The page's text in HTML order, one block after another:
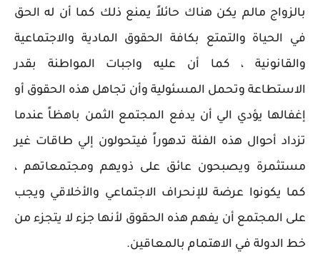
بالزواج مالم يكن هناك حائلاً يمنع ذلك كما أن له الحق
في الحياة والتمتع بكافة الحقوق المادية والاجتماعية
والقانونية ، كما أن عليه واجبات المواطنة بقدر
الاستطاعة وتحمل المسئولية وأن تجاهل هذه الحقوق أو
إغفالها يؤدي الي أن يدفع المجتمع الثمن باهظاً عندما
تزداد أحوال هذه الفئة تدهوراً فيتحولون إلي طاقات غير
مستثمرة ويصبحون عائق على ذويهم ومجتمعاتهم ،
كما يكونوا عرضة للإنحراف الاجتماعي والأخلاقي ويجب
على المجتمع أن يفهم هذه الحقوق لأنها جزء لا يتجزء من
خط الدولة في الاهتمام بالمعاقين.